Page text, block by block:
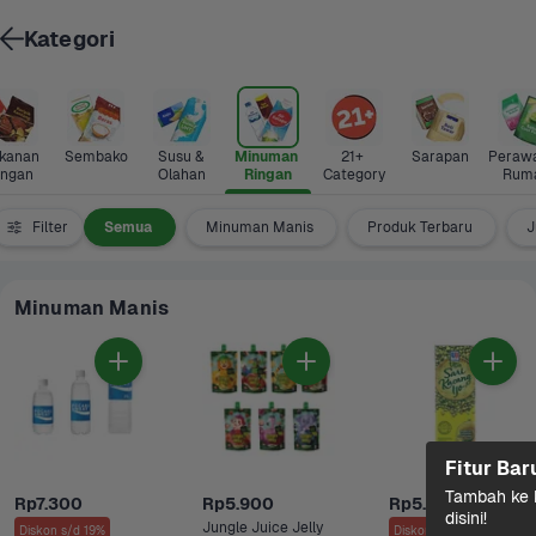
Sembako
Susu &
Olahan
Minuman
Ringan
21+
Category
Sarapan
Filter Semua Minuman Manis Produk Terbaru
Minuman Manis
Rp7.300
Diskon s/d 19%
Rp5.900
Jungle Juice Jelly
Rp5.900
Diskon s/d 3%
Kategori
Fitur
Tambah ke
disini!